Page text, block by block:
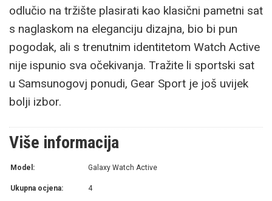
odlučio na tržište plasirati kao klasični pametni sat
s naglaskom na eleganciju dizajna, bio bi pun
pogodak, ali s trenutnim identitetom Watch Active
nije ispunio sva očekivanja. Tražite li sportski sat
u Samsunogovj ponudi, Gear Sport je još uvijek
bolji izbor.
Više informacija
Model: Galaxy Watch Active
Ukupna ocjena: 4